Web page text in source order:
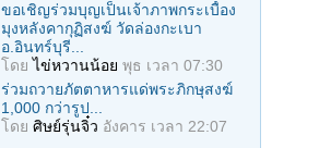
ขอเชิญร่วมบุญเป็นเจ้าภาพกระเบื้อง
มุงหลังคากุฏิสงฆ์ วัดล่องกะเบา
อ.อินทร์บุรี...
โดยไข่หวานน้อย พุธ เวลา 07:30
ร่วมถวายภัตตาหารแด่พระภิกษุสงฆ์
1,000 กว่ารูป...
โดย ศิษย์รุ่นจิ๋ว อังคาร เวลา 22:07